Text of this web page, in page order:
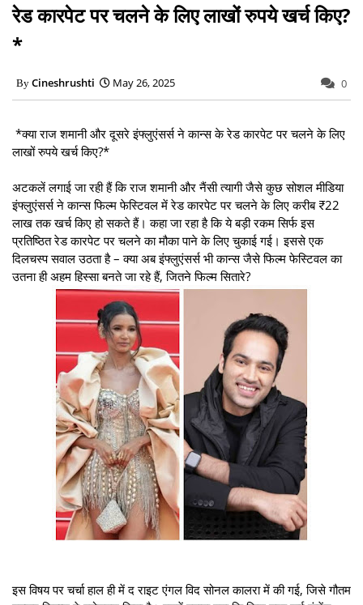
रेड कारपेट पर चलने के लिए लाखों रुपये खर्च किए?
*
Cineshrushti May 26, 2025 0
*क्या राज शमानी और दूसरे इंफ्लुएंसर्स ने कान्स के रेड कारपेट पर चलने के लिए
लाखों रुपये खर्च किए?*
अटकलें लगाई जा रही हैं कि राज शमानी और नैंसी त्यागी जैसे कुछ सोशल मीडिया
इंफ्लुएंसर्स ने कान्स फिल्म फेस्टिवल में रेड कारपेट पर चलने के लिए करीब ₹22
लाख तक खर्च किए हो सकते हैं। कहा जा रहा है कि ये बड़ी रकम सिर्फ इस
प्रतिष्ठित रेड कारपेट पर चलने का मौका पाने के लिए चुकाई गई। इससे एक
दिलचस्प सवाल उठता है – क्या अब इंफ्लुएंसर्स भी कान्स जैसे फिल्म फेस्टिवल का
उतना ही अहम हिस्सा बनते जा रहे हैं, जितने फिल्म सितारे?
इस विषय पर चर्चा हाल ही में द राइट एंगल विद सोनल कालरा में की गई, जिसे गौतम